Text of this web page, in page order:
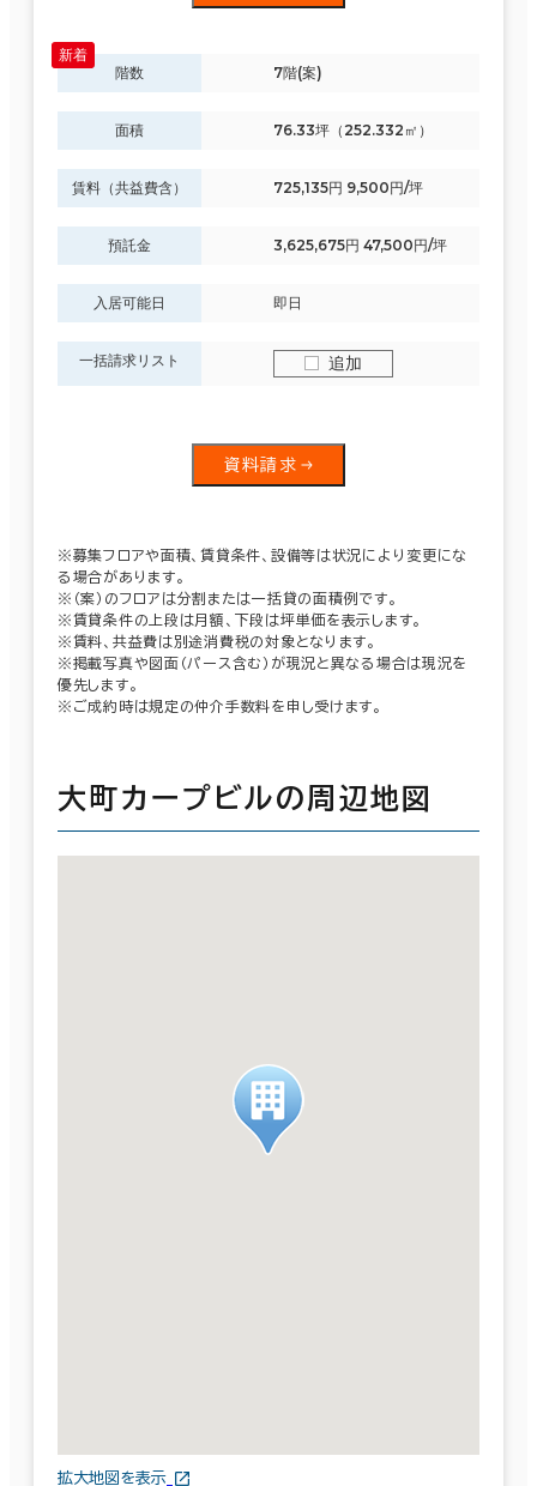
階数 7階(案)
面積 76.33坪（252.332㎡）
賃料（共益費含） 725,135円 9,500円/坪
預託金 3,625,675円 47,500円/坪
入居可能日 即日
一括請求リスト 追加
資料請求
※募集フロアや面積、賃貸条件、設備等は状況により変更にな
る場合があります。
※（案）のフロアは分割または一括貸の面積例です。
※賃貸条件の上段は月額、下段は坪単価を表示します。
※賃料、共益費は別途消費税の対象となります。
※掲載写真や図面（パース含む）が現況と異なる場合は現況を
優先します。
※ご成約時は規定の仲介手数料を申し受けます。
大町カープビルの周辺地図
拡大地図を表示